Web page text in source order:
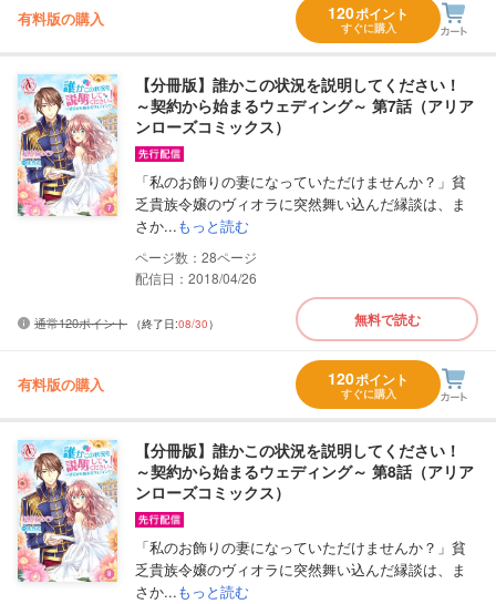
有料版の購入 120ポイント
すぐに購入
【分冊版】誰かこの状況を説明してください！
～契約から始まるウェディング～ 第7話（アリア
ンローズコミックス）
「私のお飾りの妻になっていただけませんか？」貧
乏貴族令嬢のヴィオラに突然舞い込んだ縁談は、ま
さか...もっと読む
28
配信日：2018/04/26
通常120ポイント （終了日:08/30） 無料で読む
有料版の購入 120ポイント
すぐに購入
【分冊版】誰かこの状況を説明してください！
～契約から始まるウェディング～ 第8話（アリア
ンローズコミックス）
「私のお飾りの妻になっていただけませんか？」貧
乏貴族令嬢のヴィオラに突然舞い込んだ縁談は、ま
さか...もっと読む